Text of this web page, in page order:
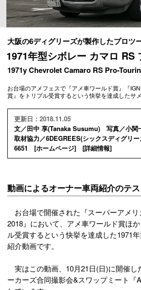
大阪の6ディグリーズが製作したプロツ
1971年型シボレー カマロ RS
1971y Chevrolet Camaro RS Pro-
お台場のアメフェスで『アメ車ワールド賞』『
賞』をトリプル受賞するという快挙を達成したサ
更新日：2018.11.05
文／田中 享(Tanaka Susumu) 写真／小関
取材協力／6DEGREES(シックスディグリ
6651 [ホームページ] [詳細情報]
動画によるオーナー車両紹介のテ
お台場で開催された『スーパーアメ
2018』において、アメ車ワールド賞ほ
ル受賞するという快挙を達成した1971
紹介動画です。
実はこの動画、10月21日(日)に開催し
ーカーズ合同撮影会&スワップミート『